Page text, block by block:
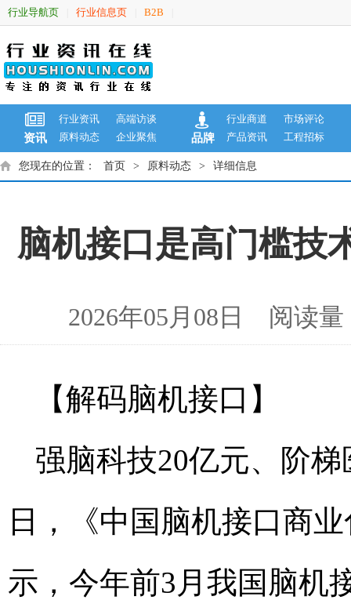
行业导航页 行业信息页 B2B
资讯
行业资讯
高端访谈
原料动态
企业聚焦 品牌
行业商道
市场评论
产品资讯
工程招标
您现在的位置： 首页 > 原料动态 > 详细信息
脑机接口是高门槛技
2026年05月08日 阅读
【解码脑机接口】
强脑科技20亿元、阶
日，《中国脑机接口商
示，今年前3月我国脑机